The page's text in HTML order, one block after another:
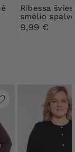
Ribessa šviesiai
smėlio
Pėdkelnės
9,99 €